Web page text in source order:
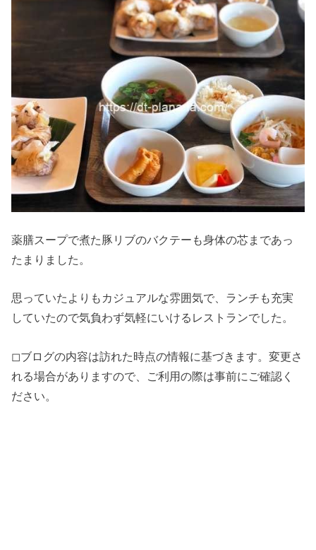
薬膳スープで煮た豚リブのバクテーも身体の芯まであっ
たまりました。
思っていたよりもカジュアルな雰囲気で、ランチも充実
していたので気負わず気軽にいけるレストランでした。
◻︎ブログの内容は訪れた時点の情報に基づきます。変更さ
れる場合がありますので、ご利用の際は事前にご確認く
ださい。